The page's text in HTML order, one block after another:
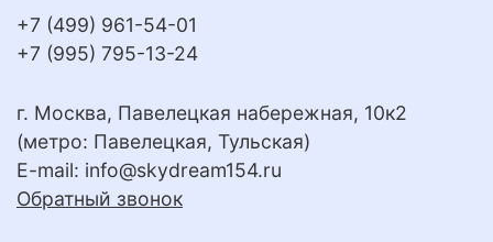
+7 (499) 961-54-01
+7 (995) 795-13-24
г. Москва, Павелецкая набережная, 10к2
(метро: Павелецкая, Тульская)
E-mail: info@skydream154.ru
Обратный звонок